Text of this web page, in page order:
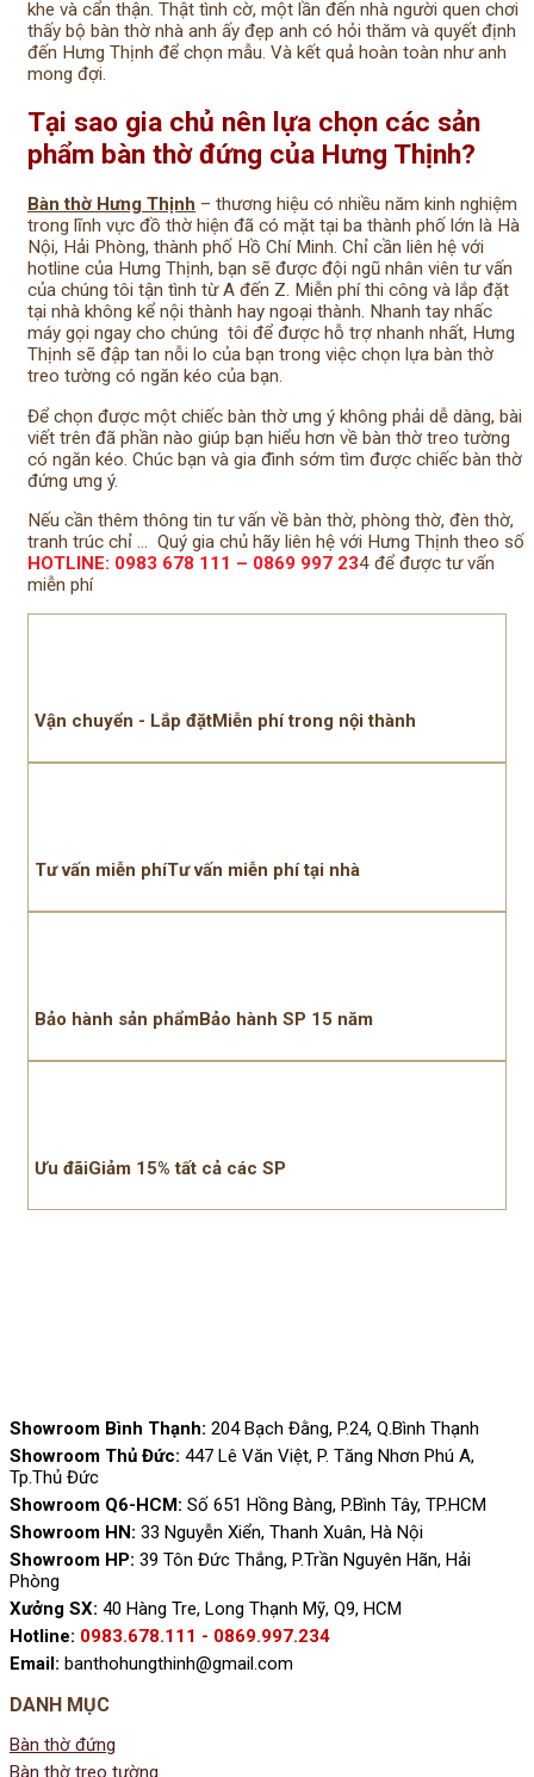
khe và cẩn thận. Thật tình cờ, một lần đến nhà người quen chơi
thấy bộ bàn thờ nhà anh ấy đẹp anh có hỏi thăm và quyết định
đến Hưng Thịnh để chọn mẫu. Và kết quả hoàn toàn như anh
mong đợi.
Tại sao gia chủ nên lựa chọn các sản
phẩm bàn thờ đứng của Hưng Thịnh?
Bàn thờ Hưng Thịnh – thương hiệu có nhiều năm kinh nghiệm
trong lĩnh vực đồ thờ hiện đã có mặt tại ba thành phố lớn là Hà
Nội, Hải Phòng, thành phố Hồ Chí Minh. Chỉ cần liên hệ với
hotline của Hưng Thịnh, bạn sẽ được đội ngũ nhân viên tư vấn
của chúng tôi tận tình từ A đến Z. Miễn phí thi công và lắp đặt
tại nhà không kể nội thành hay ngoại thành. Nhanh tay nhấc
máy gọi ngay cho chúng tôi để được hỗ trợ nhanh nhất, Hưng
Thịnh sẽ đập tan nỗi lo của bạn trong việc chọn lựa bàn thờ
treo tường có ngăn kéo của bạn.
Để chọn được một chiếc bàn thờ ưng ý không phải dễ dàng, bài
viết trên đã phần nào giúp bạn hiểu hơn về bàn thờ treo tường
có ngăn kéo. Chúc bạn và gia đình sớm tìm được chiếc bàn thờ
đứng ưng ý.
Nếu cần thêm thông tin tư vấn về bàn thờ, phòng thờ, đèn thờ,
tranh trúc chỉ … Quý gia chủ hãy liên hệ với Hưng Thịnh theo số
HOTLINE: 0983 678 111 – 0869 997 234 để được tư vấn
miễn phí
Vận chuyển - Lắp đặtMiễn phí trong nội thành
Tư vấn miễn phíTư vấn miễn phí tại nhà
Bảo hành sản phẩmBảo hành SP 15 năm
Ưu đãiGiảm 15% tất cả các SP
Showroom Bình Thạnh: 204 Bạch Đằng, P.24, Q.Bình Thạnh
Showroom Thủ Đức: 447 Lê Văn Việt, P. Tăng Nhơn Phú A,
Tp.Thủ Đức
Showroom Q6-HCM: Số 651 Hồng Bàng, P.Bình Tây, TP.HCM
Showroom HN: 33 Nguyễn Xiển, Thanh Xuân, Hà Nội
Showroom HP: 39 Tôn Đức Thắng, P.Trần Nguyên Hãn, Hải
Phòng
Xưởng SX: 40 Hàng Tre, Long Thạnh Mỹ, Q9, HCM
Hotline: 0983.678.111 - 0869.997.234
Email: banthohungthinh@gmail.com
DANH MỤC
Bàn thờ đứng
Bàn thờ treo tường